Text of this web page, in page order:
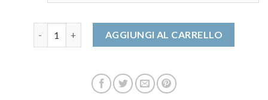
scarpe running uomo quantitàAGGIUNGI AL CARRELLO